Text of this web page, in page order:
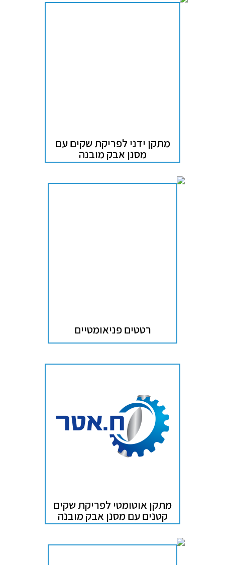
מתקן ידני לפריקת שקים עם
מסנן אבק מובנה
רטטים פניאומטיים
מתקן אוטומטי לפריקת שקים
קטנים עם מסנן אבק מובנה